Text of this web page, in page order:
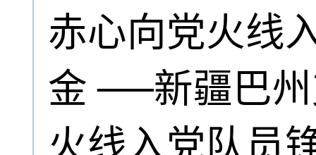
赤心向党火线
金 ──新疆巴
火线入党队员